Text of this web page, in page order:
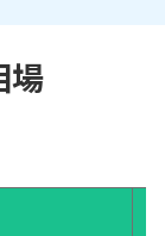
場